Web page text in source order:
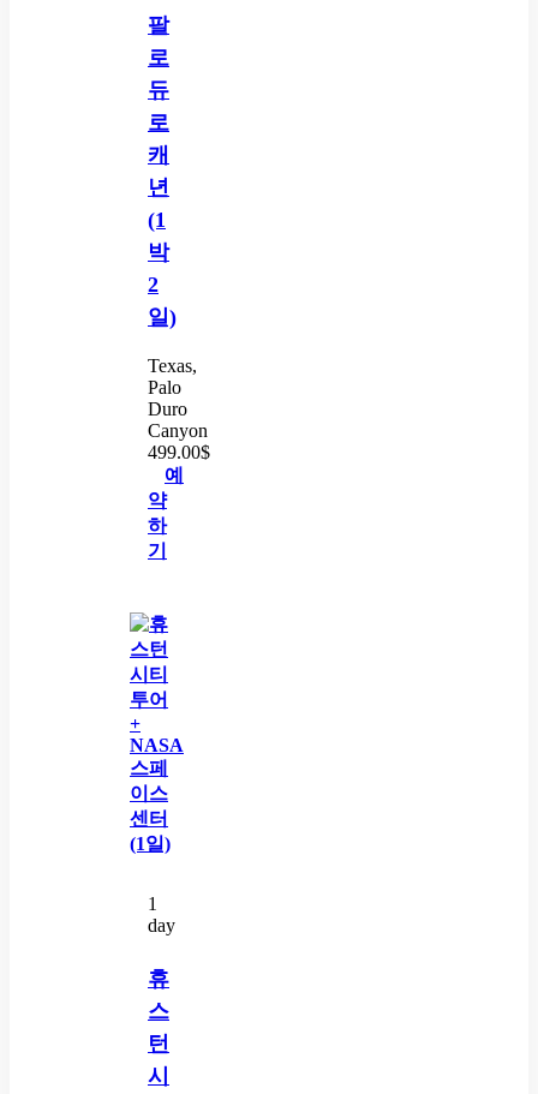
팔
로
듀
로
캐
년
(1
박
2
일)
Texas,
Palo
Duro
Canyon
499.00$
예
약
하
기
1
day
휴
스
턴
시